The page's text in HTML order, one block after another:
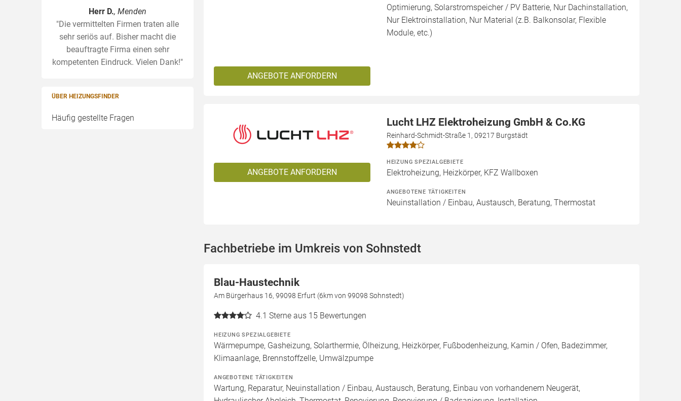
Herr D., Menden
"Die vermittelten Firmen traten alle
sehr seriös auf. Bisher macht die
beauftragte Firma einen sehr
kompetenten Eindruck. Vielen Dank!"
ÜBER HEIZUNGSFINDER
Häufig gestellte Fragen
ANGEBOTE ANFORDERN
Optimierung, Solarstromspeicher / PV Batterie, Nur Dachinstallation,
Nur Elektroinstallation, Nur Material (z.B. Balkonsolar, Flexible
Module, etc.)
ANGEBOTE ANFORDERN
Lucht LHZ Elektroheizung GmbH & Co.KG
Reinhard-Schmidt-Straße 1, 09217 Burgstädt
HEIZUNG SPEZIALGEBIETE
Elektroheizung, Heizkörper, KFZ Wallboxen
ANGEBOTENE TÄTIGKEITEN
Neuinstallation / Einbau, Austausch, Beratung, Thermostat
Fachbetriebe im Umkreis von Sohnstedt
Blau-Haustechnik
Am Bürgerhaus 16, 99098 Erfurt (6km von 99098 Sohnstedt)
4.1 Sterne aus 15 Bewertungen
HEIZUNG SPEZIALGEBIETE
Wärmepumpe, Gasheizung, Solarthermie, Ölheizung, Heizkörper, Fußbodenheizung, Kamin / Ofen, Badezimmer,
Klimaanlage, Brennstoffzelle, Umwälzpumpe
ANGEBOTENE TÄTIGKEITEN
Wartung, Reparatur, Neuinstallation / Einbau, Austausch, Beratung, Einbau von vorhandenem Neugerät,